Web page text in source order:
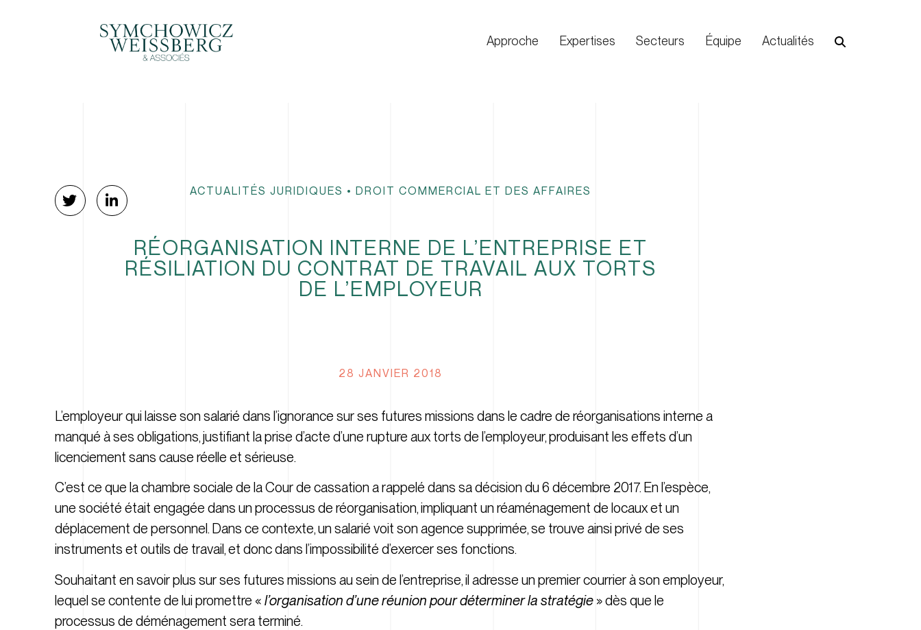
Approche Expertises Secteurs Équipe Actualités
ACTUALITÉS JURIDIQUES • DROIT COMMERCIAL ET DES AFFAIRES
RÉORGANISATION INTERNE DE L’ENTREPRISE ET
RÉSILIATION DU CONTRAT DE TRAVAIL AUX TORTS
DE L’EMPLOYEUR
28 JANVIER 2018
L’employeur qui laisse son salarié dans l’ignorance sur ses futures missions dans le cadre de réorganisations interne a
manqué à ses obligations, justifiant la prise d’acte d’une rupture aux torts de l’employeur, produisant les effets d’un
licenciement sans cause réelle et sérieuse.
C’est ce que la chambre sociale de la Cour de cassation a rappelé dans sa décision du 6 décembre 2017. En l’espèce,
une société était engagée dans un processus de réorganisation, impliquant un réaménagement de locaux et un
déplacement de personnel. Dans ce contexte, un salarié voit son agence supprimée, se trouve ainsi privé de ses
instruments et outils de travail, et donc dans l’impossibilité d’exercer ses fonctions.
Souhaitant en savoir plus sur ses futures missions au sein de l’entreprise, il adresse un premier courrier à son employeur,
lequel se contente de lui promettre « l’organisation d’une réunion pour déterminer la stratégie » dès que le
processus de déménagement sera terminé.